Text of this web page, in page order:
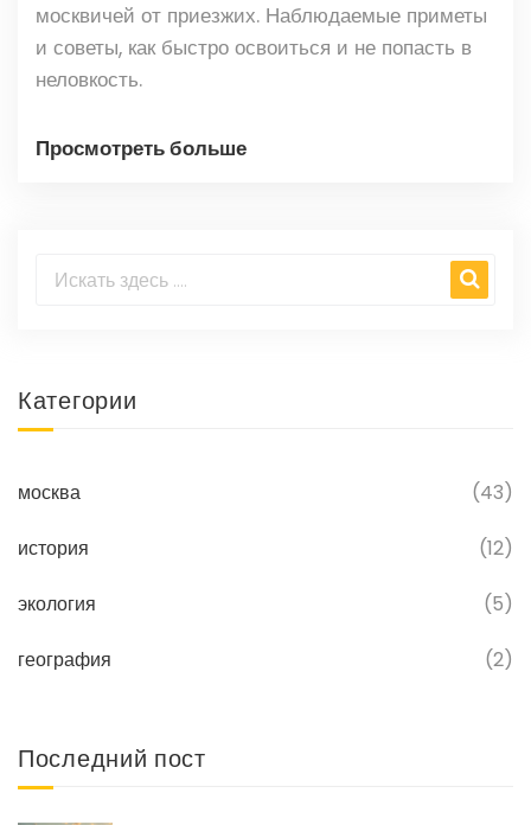
москвичей от приезжих. Наблюдаемые приметы
и советы, как быстро освоиться и не попасть в
неловкость.
Просмотреть больше
Категории
москва (43)
история (12)
экология (5)
география (2)
Последний пост